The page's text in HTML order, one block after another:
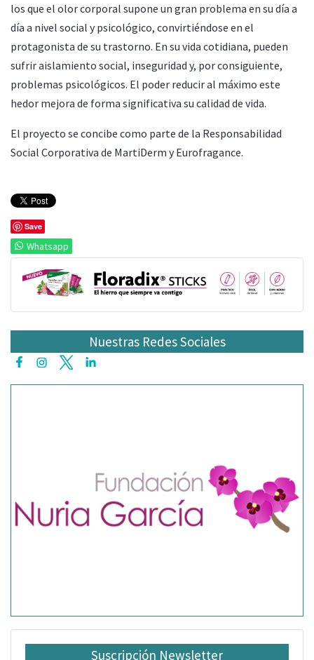
los que el olor corporal supone un gran problema en su día a
día a nivel social y psicológico, convirtiéndose en el
protagonista de su trastorno. En su vida cotidiana, pueden
sufrir aislamiento social, inseguridad y, por consiguiente,
problemas psicológicos. El poder reducir al máximo este
hedor mejora de forma significativa su calidad de vida.
El proyecto se concibe como parte de la Responsabilidad
Social Corporativa de MartiDerm y Eurofragance.
Save
Whatsapp
Nuestras Redes Sociales
Suscripción Newsletter